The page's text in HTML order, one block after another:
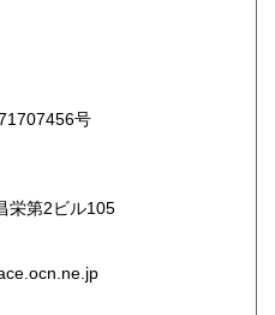
兵庫県
号
第2ビル105